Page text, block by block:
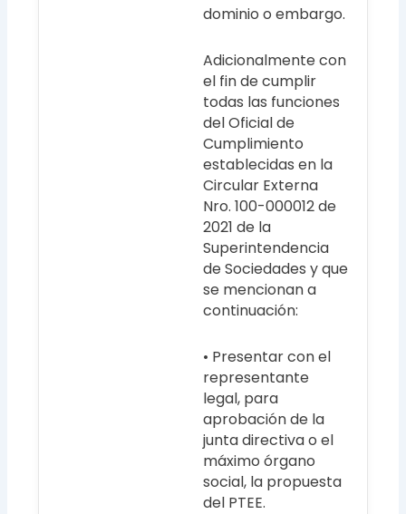
dominio o embargo.
Adicionalmente con
el fin de cumplir
todas las funciones
del Oficial de
Cumplimiento
establecidas en la
Circular Externa
Nro. 100-000012 de
2021 de la
Superintendencia
de Sociedades y que
se mencionan a
continuación:
• Presentar con el
representante
legal, para
aprobación de la
junta directiva o el
máximo órgano
social, la propuesta
del PTEE.